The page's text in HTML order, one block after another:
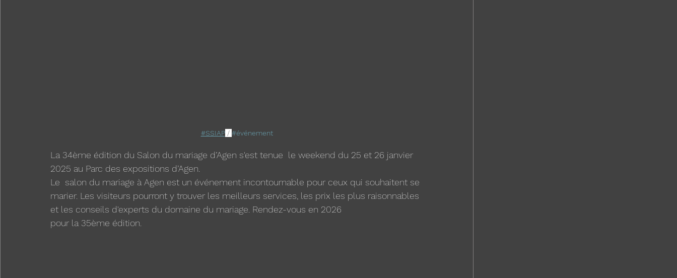
#SSIAP / #événement
La 34ème édition du Salon du mariage d’Agen s'est tenue  le weekend du 25 et 26 janvier
2025 au Parc des expositions d’Agen.
Le  salon du mariage à Agen est un événement incontournable pour ceux qui souhaitent se
marier. Les visiteurs pourront y trouver les meilleurs services, les prix les plus raisonnables
et les conseils d'experts du domaine du mariage. Rendez-vous en 2026
pour la 35ème édition.